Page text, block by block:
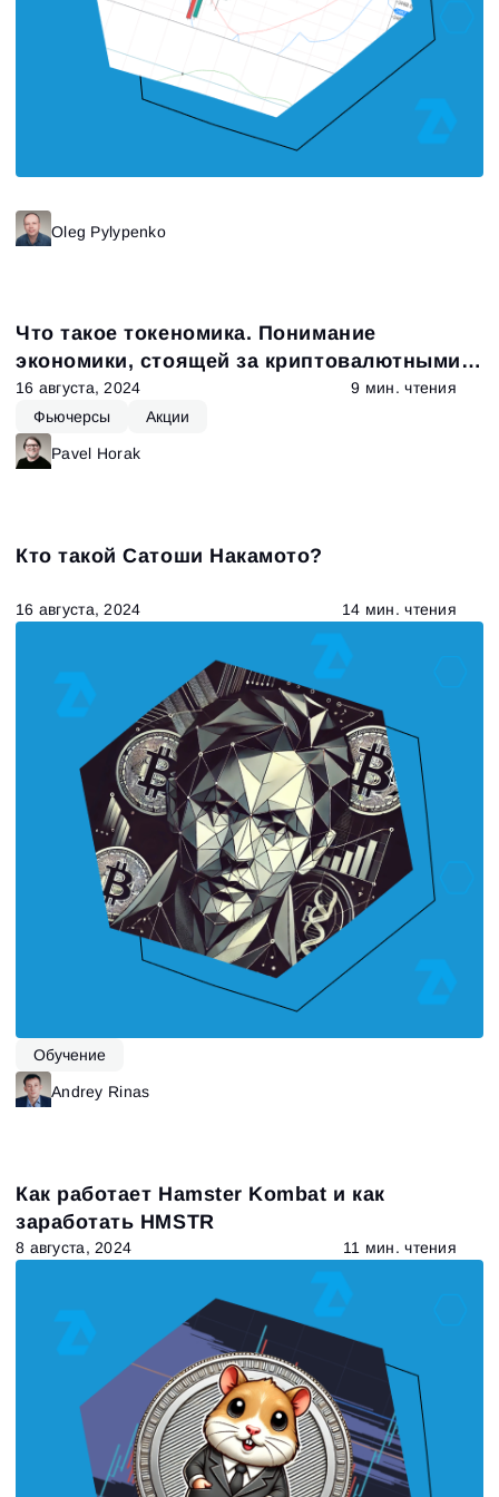
Oleg Pylypenko
Что такое токеномика. Понимание
экономики, стоящей за криптовалютными
токенами
16 августа, 2024
9 мин. чтения
Фьючерсы
Акции
Pavel Horak
Кто такой Сатоши Накамото?
16 августа, 2024 14 мин. чтения
Обучение
Andrey Rinas
Как работает Hamster Kombat и как
заработать HMSTR
8 августа, 2024 11 мин. чтения
Нет учётной записи?Зарегистрироваться
Сбросить пароль
Зарегистрироваться
Уже есть учётная запись? Войти